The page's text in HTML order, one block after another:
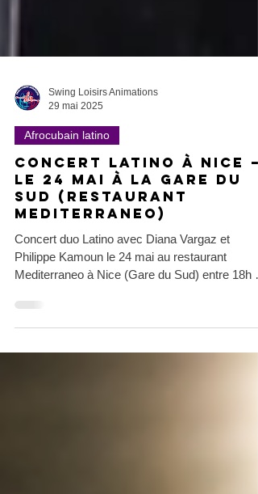
Swing Loisirs Animations
29 mai 2025
Afrocubain latino
Concert Latino à Nice –
Le 24 mai à la Gare du
Sud (Restaurant
Mediterraneo)
Concert duo Latino avec Diana Vargaz et
Philippe Kamoun le 24 mai au restaurant